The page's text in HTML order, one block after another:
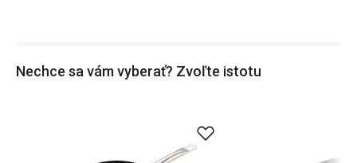
Nechce sa vám vyberať? Zvoľte istotu